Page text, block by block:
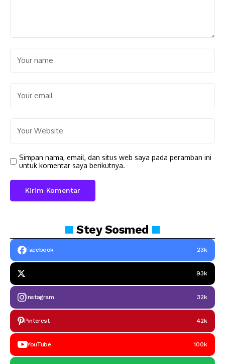
Simpan nama, email, dan situs web saya pada peramban ini
untuk komentar saya berikutnya.
SteySosmed
Facebook 23k
93k
Instagram 32k
Pinterest 42k
YouTube 100k